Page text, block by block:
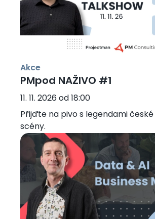
Akce
PMpod NAŽIVO #1
11. 11. 2026 od 18:00
Přijďte na pivo s legendami
scény.
Obrázek